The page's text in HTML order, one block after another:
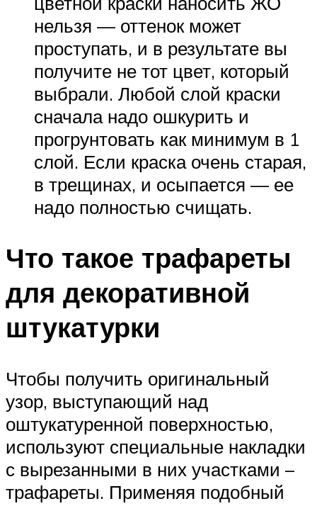
нельзя — оттенок может
проступать, и в результате вы
получите не тот цвет, который
выбрали. Любой слой краски
сначала надо ошкурить и
прогрунтовать как минимум в 1
слой. Если краска очень старая,
в трещинах, и осыпается — ее
надо полностью счищать.
Что такое трафареты
для декоративной
штукатурки
Чтобы получить оригинальный
узор, выступающий над
оштукатуренной поверхностью,
используют специальные накладки
с вырезанными в них участками –
трафареты. Применяя подобный